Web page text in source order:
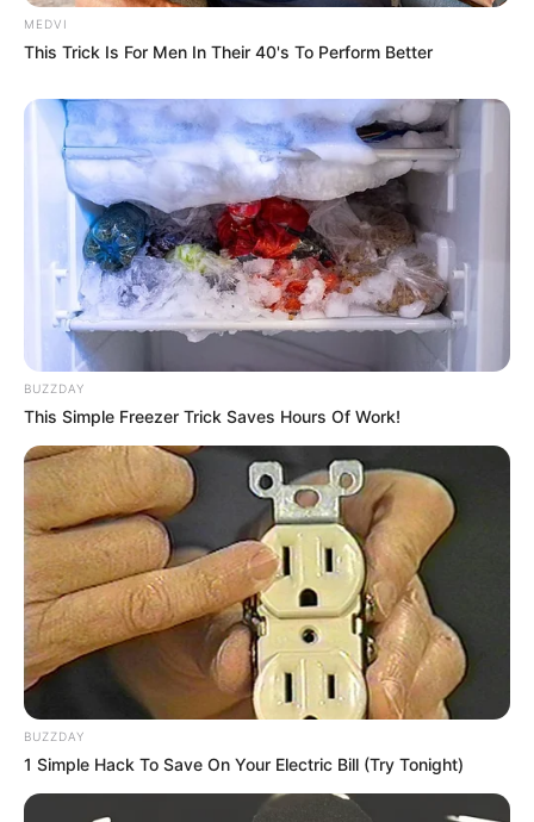
FOLLOW US ON:
MEDVI
This Trick Is For Men In Their 40's To Perform Better
BUZZDAY
This Simple Freezer Trick Saves Hours Of Work!
BUZZDAY
1 Simple Hack To Save On Your Electric Bill (Try Tonight)